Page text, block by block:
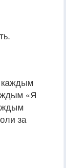
каждым
«Я
за